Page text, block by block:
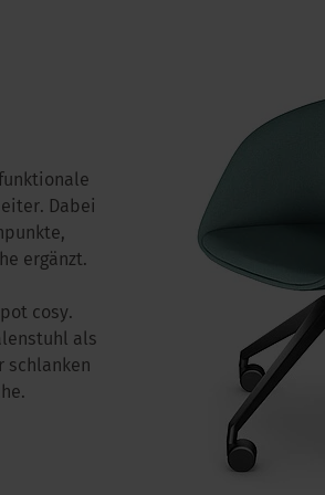
Dabei
ergänzt.
cosy.
als
schlanken